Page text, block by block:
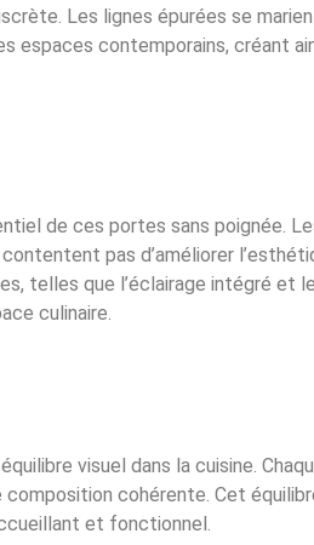
Les lignes épurées se
espaces contemporains, créant
de ces portes sans poignée.
pas d’améliorer
telles que l’éclairage intégré et
culinaire.
visuel dans la cuisine.
cohérente. Cet
et fonctionnel.